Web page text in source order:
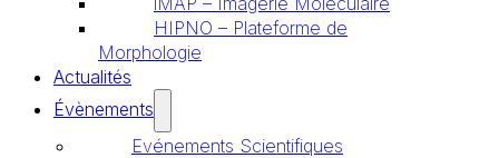
HIPNO – Plateforme de
Morphologie
Actualités
Évènements
Evénements Scientifiques